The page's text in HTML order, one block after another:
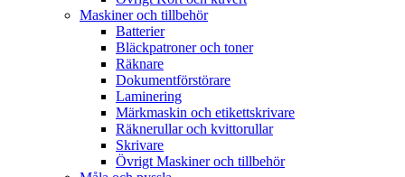
Maskiner och tillbehör
Batterier
Bläckpatroner och toner
Räknare
Dokumentförstörare
Laminering
Märkmaskin och etikettskrivare
Räknerullar och kvittorullar
Skrivare
Övrigt Maskiner och tillbehör